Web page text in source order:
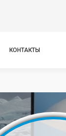
КОНТАКТЫ